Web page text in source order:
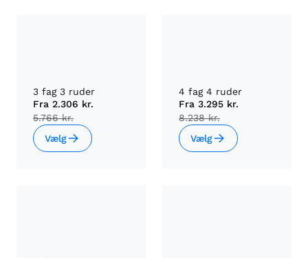
3 fag 3 ruder
Fra 2.306 kr.
5.766 kr.
Vælg
4 fag 4 ruder
Fra 3.295 kr.
8.238 kr.
Vælg